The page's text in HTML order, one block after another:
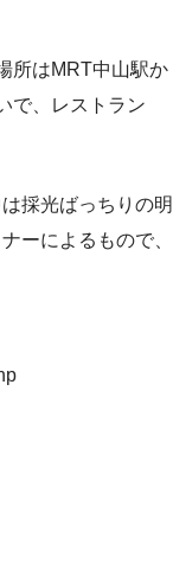
所はMRT中山駅か
で、レストラン
採光ばっちりの明
ーによるもので、